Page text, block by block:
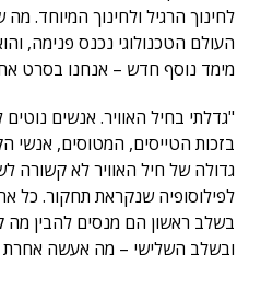
לחינוך הרגיל ולחינוך המיוחד.
העולם הטכנולוגי נכנס פנימה,
מימד נוסף חדש – אנחנו בסרט
"גדלתי בחיל האוויר. אנשים
בזכות הטייסים, המטוסים, אנשי
גדולה של חיל האוויר לא קשורה
לפילוסופיה שנקראת תחקור. כל
בשלב ראשון הם מנסים להבין
ובשלב השלישי – מה אעשה